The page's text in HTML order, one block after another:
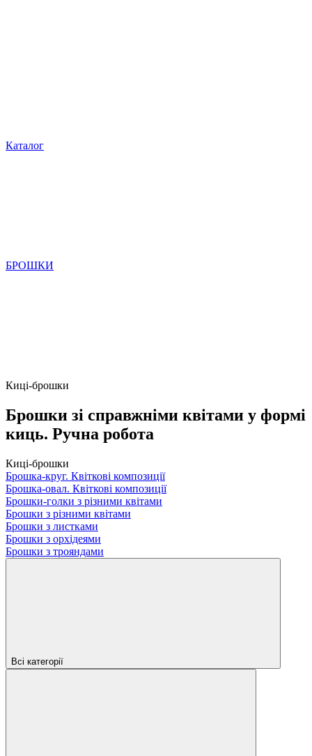
Каталог
БРОШКИ
Киці-брошки
Брошки зі справжніми квітами у формі
киць. Ручна робота
Киці-брошки
Брошка-круг. Квіткові композиції
Брошка-овал. Квіткові композиції
Брошки-голки з різними квітами
Брошки з різними квітами
Брошки з листками
Брошки з орхідеями
Брошки з трояндами
Всі категорії